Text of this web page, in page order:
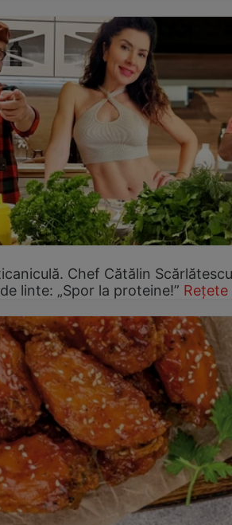
Chef Cătălin
linte: „Spor la proteine!” Rețete